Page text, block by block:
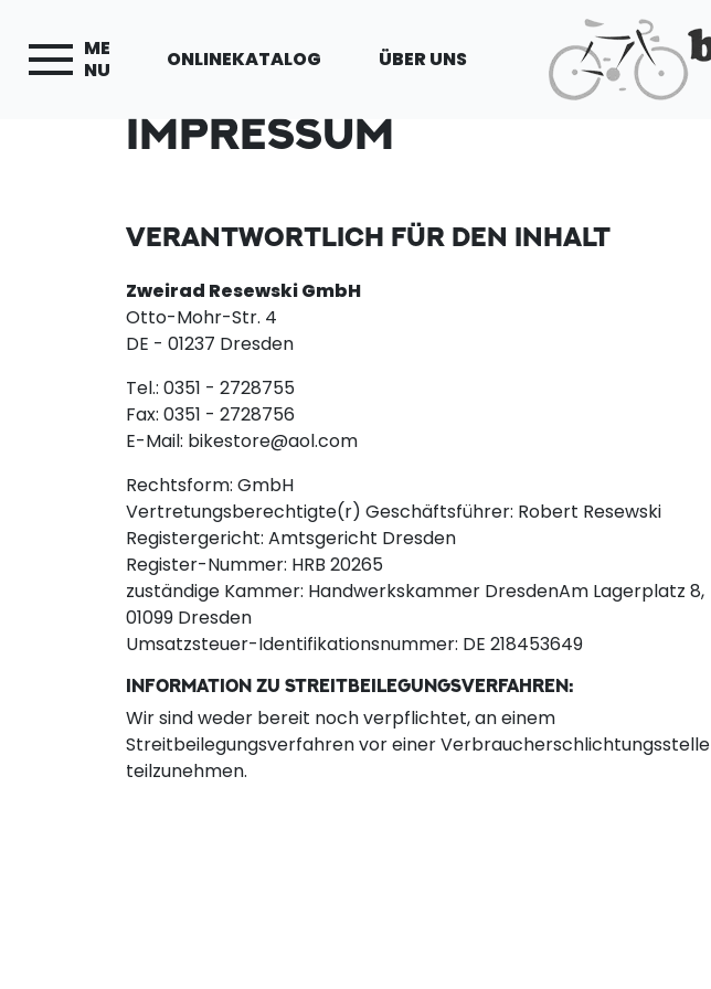
ME
NU
ONLINEKATALOG ÜBER UNS
IMPRESSUM
VERANTWORTLICH FÜR DEN INHALT
Zweirad Resewski GmbH
Otto-Mohr-Str. 4
DE - 01237 Dresden
Tel.: 0351 - 2728755
Fax: 0351 - 2728756
E-Mail: bikestore@aol.com
Rechtsform: GmbH
Vertretungsberechtigte(r) Geschäftsführer: Robert Resewski
Registergericht: Amtsgericht Dresden
Register-Nummer: HRB 20265
zuständige Kammer: Handwerkskammer DresdenAm Lagerplatz 8,
01099 Dresden
Umsatzsteuer-Identifikationsnummer: DE 218453649
INFORMATION ZU STREITBEILEGUNGSVERFAHREN:
Wir sind weder bereit noch verpflichtet, an einem
Streitbeilegungsverfahren vor einer Verbraucherschlichtungsstelle
teilzunehmen.